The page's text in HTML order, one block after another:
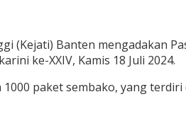
(Kejati) Banten mengadakan
ke-XXIV, Kamis 18 Juli 2024.
paket sembako, yang